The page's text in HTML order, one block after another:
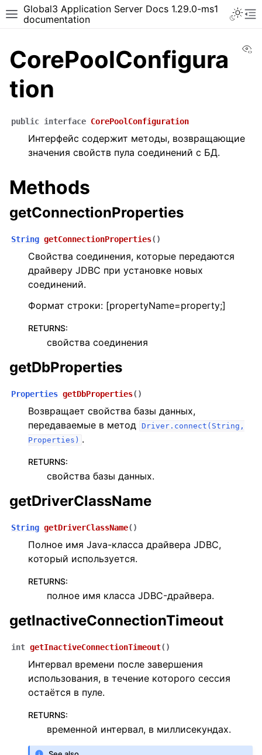
Global3 Application Server Docs 1.29.0-ms1
documentation
CorePoolConfigura
tion
public interface CorePoolConfiguration
Интерфейс содержит методы, возвращающие
значения свойств пула соединений с БД.
Methods
getConnectionProperties
String getConnectionProperties( )
Свойства соединения, которые передаются
драйверу JDBC при установке новых
соединений.
Формат строки: [propertyName=property;]
RETURNS:
свойства соединения
getDbProperties
Properties getDbProperties( )
Возвращает свойства базы данных,
передаваемые в метод Driver.connect(String,
Properties) .
RETURNS:
свойства базы данных.
getDriverClassName
String getDriverClassName( )
Полное имя Java-класса драйвера JDBC,
который используется.
RETURNS:
полное имя класса JDBC-драйвера.
getInactiveConnectionTimeout
int getInactiveConnectionTimeout( )
Интервал времени после завершения
использования, в течение которого сессия
остаётся в пуле.
RETURNS:
временной интервал, в миллисекундах.